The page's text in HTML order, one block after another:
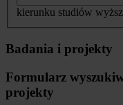
kierunku studiów
Badania i projekty
Formularz
projekty